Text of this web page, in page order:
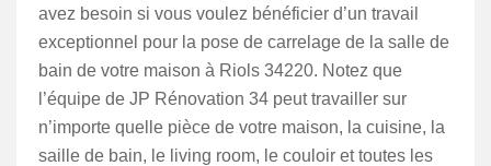
avez besoin si vous voulez bénéficier d’un travail
exceptionnel pour la pose de carrelage de la salle de
bain de votre maison à Riols 34220. Notez que
l’équipe de JP Rénovation 34 peut travailler sur
n’importe quelle pièce de votre maison, la cuisine, la
saille de bain, le living room, le couloir et toutes les